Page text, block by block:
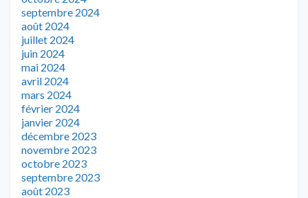
septembre 2024
août 2024
juillet 2024
juin 2024
mai 2024
avril 2024
mars 2024
février 2024
janvier 2024
décembre 2023
novembre 2023
octobre 2023
septembre 2023
août 2023